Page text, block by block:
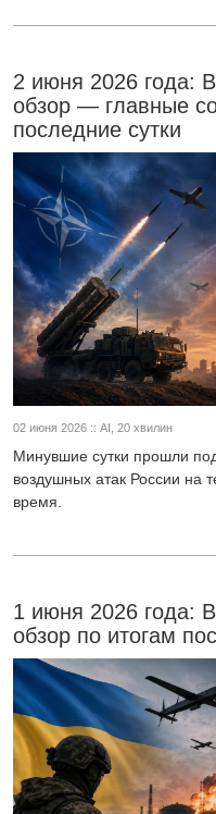
2 июня 2026 года:
обзор — главные
последние сутки
02 июня 2026 :: AI, 20 хвилин
Минувшие сутки прошли
воздушных атак России на
время.
1 июня 2026 года:
обзор по итогам